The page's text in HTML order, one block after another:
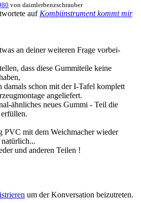
vondaimlerbenzschrauber
auf Kombiinstrument kommt mir
an deiner weiteren Frage vorbei-
dass diese Gummiteile keine
damals schon mit der I-Tafel komplett
angeliefert.
ähnliches neues Gummi - Teil die
PVC mit dem Weichmacher wieder
natürlich...
und anderen Teilen !
um der Konversation beizutreten.